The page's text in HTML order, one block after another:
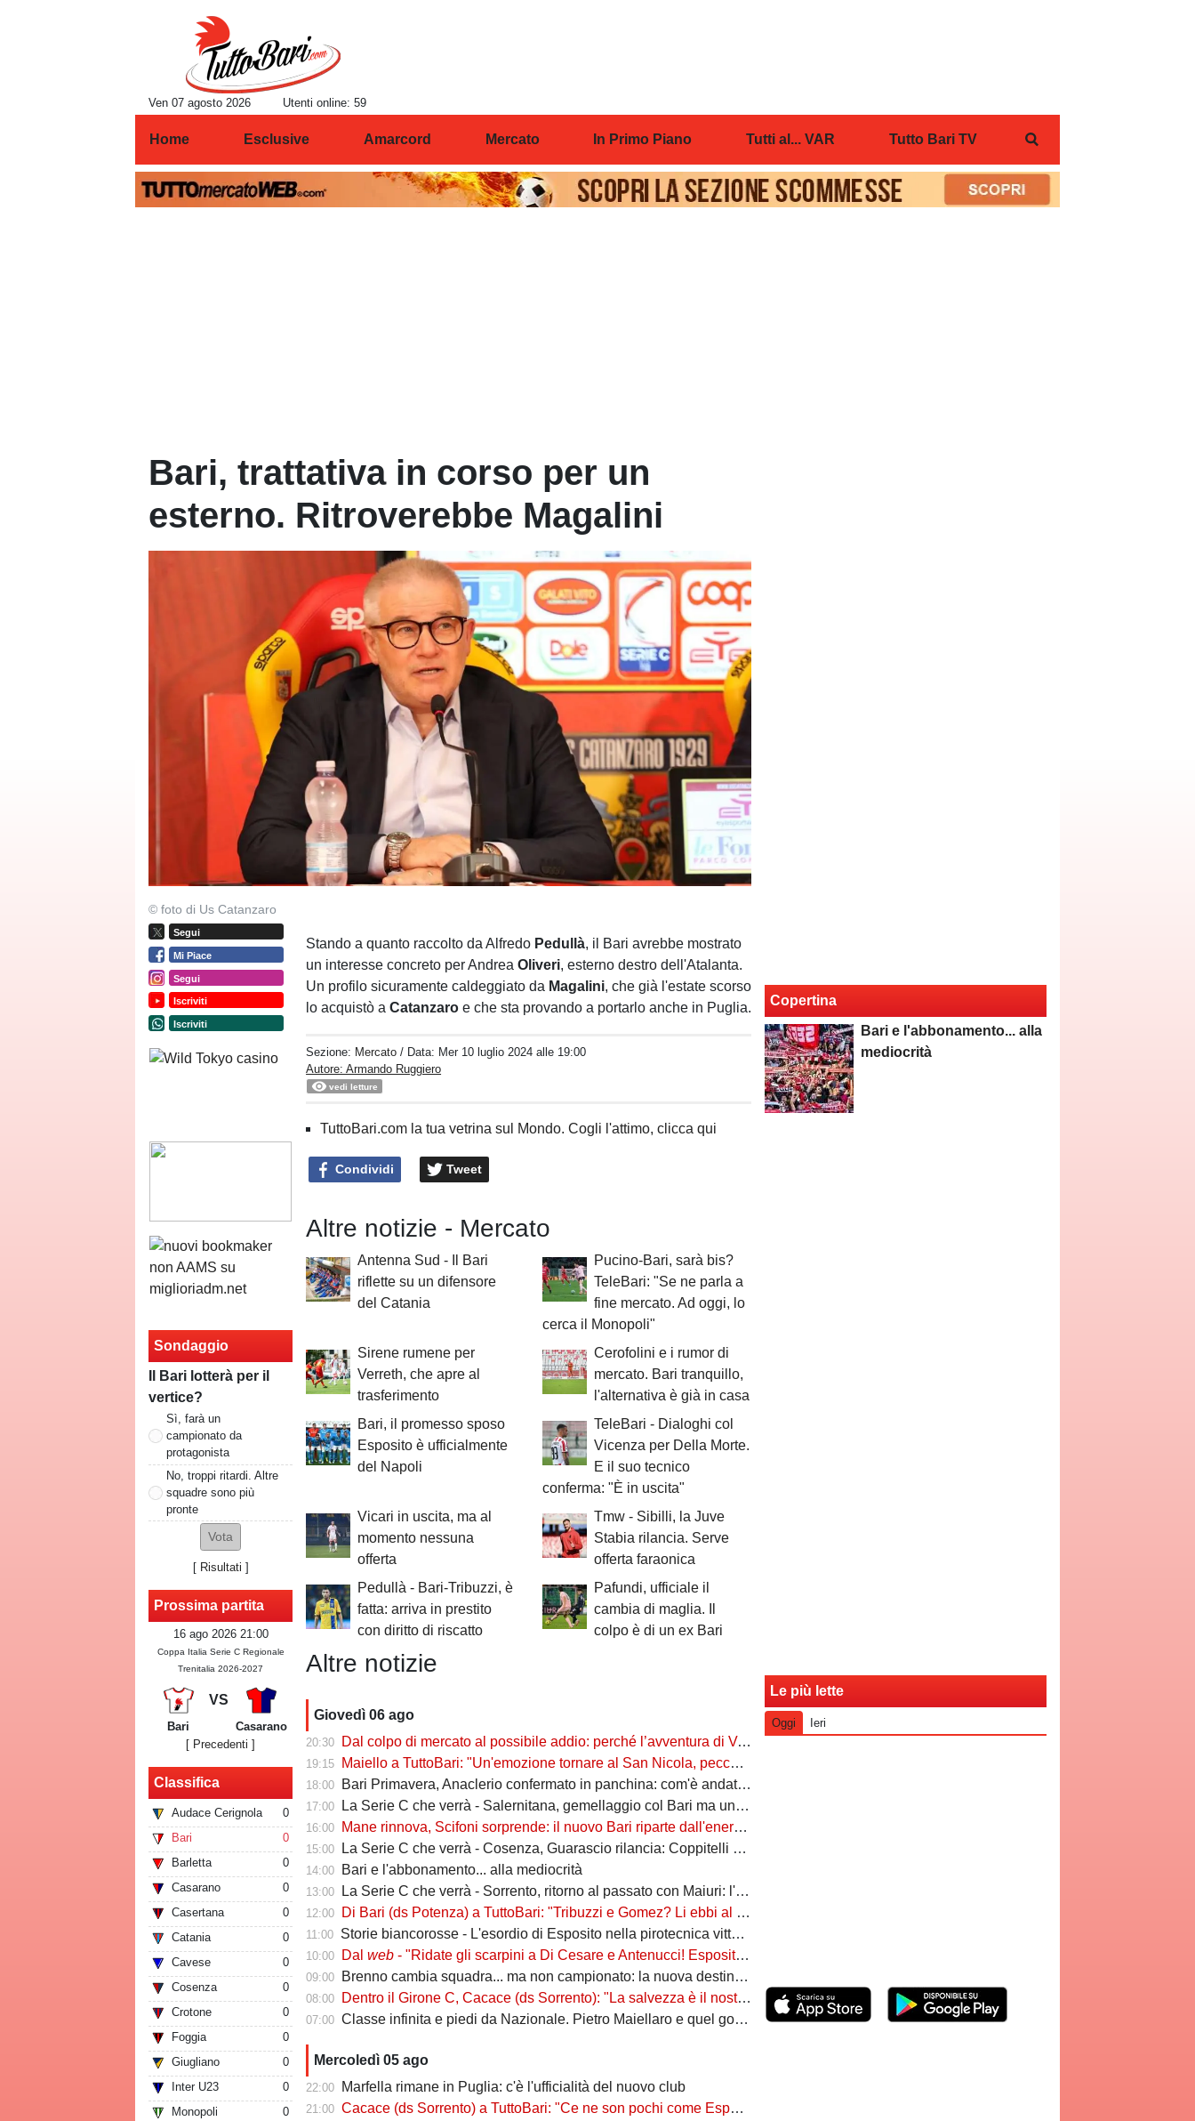
Ven 07 agosto 2026 Utenti online: 59
Home Esclusive Amarcord Mercato In Primo Piano Tutti al... VAR Tutto Bari TV
Bari, trattativa in corso per un
esterno. Ritroverebbe Magalini
© foto di Us Catanzaro
Segui
Mi Piace
Segui
Iscriviti
Iscriviti
Sondaggio
Il Bari lotterà per il
vertice?
Sì, farà un
campionato da
protagonista
No, troppi ritardi. Altre
squadre sono più
pronte
[ Risultati ]
Prossima partita
16 ago 2026 21:00
Coppa Italia Serie C Regionale
Trenitalia 2026-2027
VS
Bari
Casarano
[ Precedenti ]
Classifica
Audace Cerignola
0
Bari
0
Barletta
0
Casarano
0
Casertana
0
Catania
0
Cavese
0
Cosenza
0
Crotone
0
Foggia
0
Giugliano
0
Inter U23
0
Monopoli
0
Stando a quanto raccolto da Alfredo Pedullà, il Bari avrebbe mostrato
un interesse concreto per Andrea Oliveri, esterno destro dell'Atalanta.
Un profilo sicuramente caldeggiato da Magalini, che già l'estate scorso
lo acquistò aCatanzaro e che sta provando a portarlo anche in Puglia.
Sezione: Mercato / Data: Mer 10 luglio 2024 alle 19:00
Autore: Armando Ruggiero
vedi letture
TuttoBari.com la tua vetrina sul Mondo. Cogli l'attimo, clicca qui
Condividi Tweet
Altre notizie - Mercato
Antenna Sud - Il Bari
riflette su un difensore
del Catania
Pucino-Bari, sarà bis?
TeleBari: "Se ne parla a
fine mercato. Ad oggi, lo
cerca il Monopoli"
Sirene rumene per
Verreth, che apre al
trasferimento
Cerofolini e i rumor di
mercato. Bari tranquillo,
l'alternativa è già in casa
Bari, il promesso sposo
Esposito è ufficialmente
del Napoli
TeleBari - Dialoghi col
Vicenza per Della Morte.
E il suo tecnico
conferma: "È in uscita"
Vicari in uscita, ma al
momento nessuna
offerta
Tmw - Sibilli, la Juve
Stabia rilancia. Serve
offerta faraonica
Pedullà - Bari-Tribuzzi, è
fatta: arriva in prestito
con diritto di riscatto
Pafundi, ufficiale il
cambia di maglia. Il
colpo è di un ex Bari
Altre notizie
Giovedì 06 ago
20:30 Dal colpo di mercato al possibile addio: perché l’avventura di Verreth al Bari non è mai davvero sbocciata
19:15 Maiello a TuttoBari: "Un'emozione tornare al San Nicola, peccato per il poco pubblico. Bari? Ben costruito"
18:00 Bari Primavera, Anaclerio confermato in panchina: com'è andata la scorsa stagione?
17:00 La Serie C che verrà - Salernitana, gemellaggio col Bari ma una sola missione: tornare subito in Serie B
16:00 Mane rinnova, Scifoni sorprende: il nuovo Bari riparte dall'energia verde
15:00 La Serie C che verrà - Cosenza, Guarascio rilancia: Coppitelli per riportare i lupi in Serie B
14:00 Bari e l'abbonamento... alla mediocrità
13:00 La Serie C che verrà - Sorrento, ritorno al passato con Maiuri: l'obiettivo è una salvezza senza affanni
12:00 Di Bari (ds Potenza) a TuttoBari: "Tribuzzi e Gomez? Li ebbi al Crotone. Alessio può fare più ruoli, Guido è una certezza"
11:00 Storie biancorosse - L'esordio di Esposito nella pirotecnica vittoria contro la Spal di De Rossi e Nainggolan
10:00 Dalweb - "Ridate gli scarpini a Di Cesare e Antenucci! Esposito? Forte, ma valorizziamo sempre giocatori del Napoli"
09:00 Brenno cambia squadra... ma non campionato: la nuova destinazione dell'ex Bari
08:00 Dentro il Girone C, Cacace (ds Sorrento): "La salvezza è il nostro scudetto, torniamo a casa dopo gennaio. Ecco la nostra forza"
07:00 Classe infinita e piedi da Nazionale. Pietro Maiellaro e quel gol da quaranta metri...
Mercoledì 05 ago
22:00 Marfella rimane in Puglia: c'è l'ufficialità del nuovo club
21:00 Cacace (ds Sorrento) a TuttoBari: "Ce ne son pochi come Esposito: ve lo presento. D'Ursi? Solo interesse"
Copertina
Bari e l'abbonamento... alla
mediocrità
Le più lette
Oggi Ieri